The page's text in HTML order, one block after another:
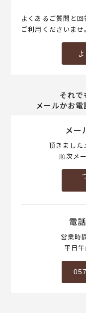
よくあるご質問と
ご利用くださいませ。
それで
メールかお電
メー
頂きました
順次メ
電
営業時
平日